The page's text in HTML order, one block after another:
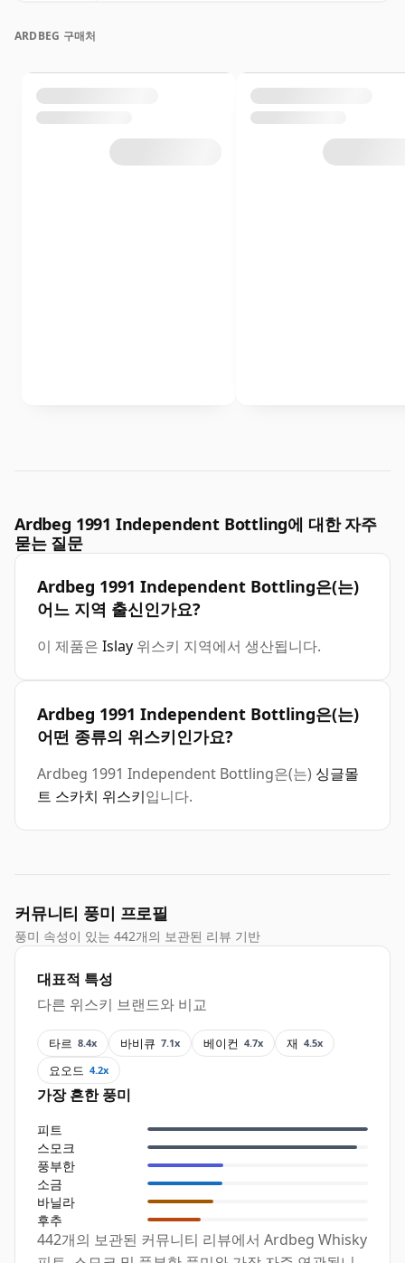
ARDBEG 구매처
Ardbeg 1991 Independent Bottling에 대한 자주
묻는 질문
Ardbeg 1991 Independent Bottling은(는)
어느 지역 출신인가요?
이 제품은 Islay 위스키 지역에서 생산됩니다.
Ardbeg 1991 Independent Bottling은(는)
어떤 종류의 위스키인가요?
Ardbeg 1991 Independent Bottling은(는) 싱글몰
트 스카치 위스키입니다.
커뮤니티 풍미 프로필
풍미 속성이 있는 442개의 보관된 리뷰 기반
대표적 특성
다른 위스키 브랜드와 비교
타르 8.4x 바비큐 7.1x 베이컨 4.7x 재 4.5x
요오드 4.2x
가장 흔한 풍미
피트
스모크
풍부한
소금
바닐라
후추
442개의 보관된 커뮤니티 리뷰에서 Ardbeg Whisky